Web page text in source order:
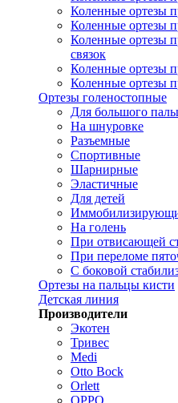
Коленные ортезы
Коленные ортезы
Коленные ортезы
связок
Коленные ортезы
Коленные ортезы
Ортезы голеностопные
Для большого
На шнуровке
Разъемные
Спортивные
Шарнирные
Эластичные
Для детей
На голень
При отвисающей
При переломе
С боковой
Ортезы на пальцы кисти
Детская линия
Производители
Экотен
Тривес
Medi
Otto Bock
Orlett
OPPO